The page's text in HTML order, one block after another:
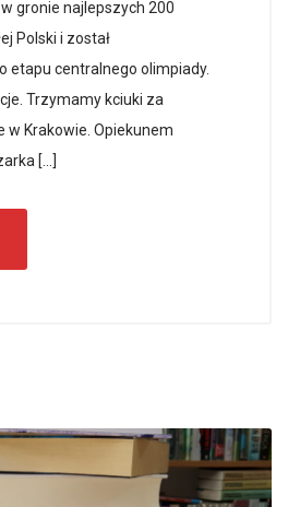
w gronie najlepszych 200
Polski i został
etapu centralnego olimpiady.
Trzymamy kciuki za
w Krakowie. Opiekunem
[…]